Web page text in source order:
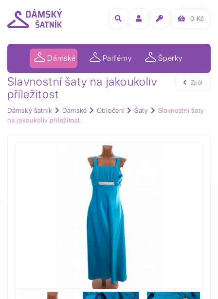
0 Kč
Dámské Parfémy Šperky
Slavnostní šaty na jakoukoliv
příležitost
Dámský šatník Dámské Oblečení Šaty
Slavnostní šaty
na jakoukoliv příležitost
Zpět